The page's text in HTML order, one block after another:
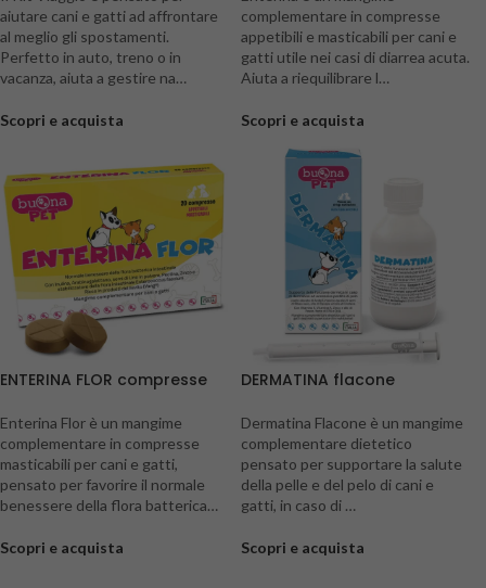
aiutare cani e gatti ad affrontare
al meglio gli spostamenti.
Perfetto in auto, treno o in
vacanza, aiuta a gestire na…
Scopri e acquista
complementare in compresse
appetibili e masticabili per cani e
gatti utile nei casi di diarrea acuta.
Aiuta a riequilibrare l…
Scopri e acquista
ENTERINA FLOR compresse
Enterina Flor è un mangime
complementare in compresse
masticabili per cani e gatti,
pensato per favorire il normale
benessere della flora batterica…
Scopri e acquista
DERMATINA flacone
Dermatina Flacone è un mangime
complementare dietetico
pensato per supportare la salute
della pelle e del pelo di cani e
gatti, in caso di …
Scopri e acquista